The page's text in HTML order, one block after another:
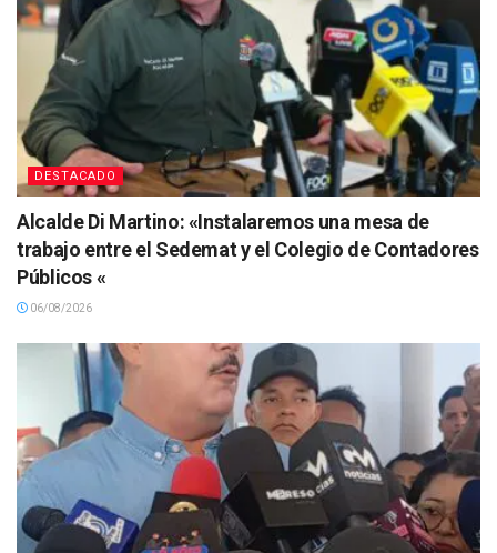
DESTACADO
Alcalde Di Martino: «Instalaremos una mesa de
trabajo entre el Sedemat y el Colegio de Contadores
Públicos «
06/08/2026